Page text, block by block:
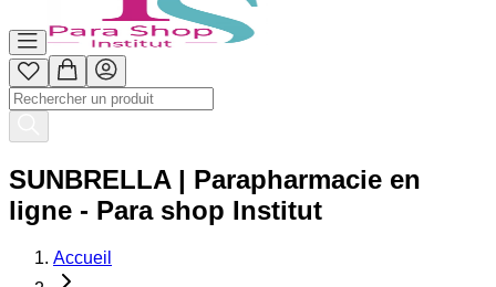
SUNBRELLA | Parapharmacie en
ligne - Para shop Institut
Accueil